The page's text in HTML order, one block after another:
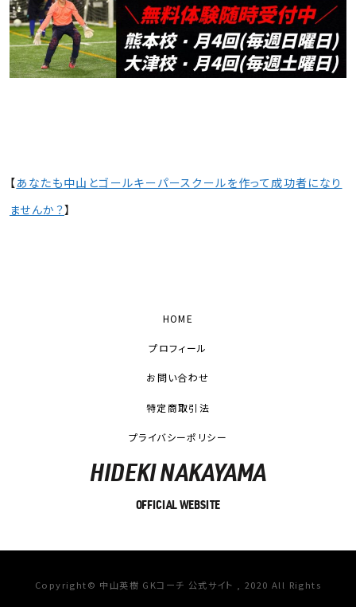
【あなたも中山とゴールキーパースクールを作って成功者になり
ませんか？】
HOME
プロフィール
お問い合わせ
特定商取引法
プライバシーポリシー
HIDEKI NAKAYAMA
OFFICIAL WEBSITE
Copyright© 中山英樹 GKコーチ 公式サイト , 2020 All Rights